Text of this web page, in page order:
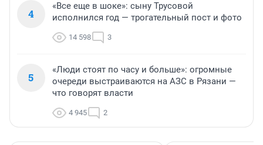
4
«Все еще в шоке»: сыну Трусовой
исполнился год — трогательный пост и фото
14 598 3
5
«Люди стоят по часу и больше»: огромные
очереди выстраиваются на АЗС в Рязани —
что говорят власти
4 945 2